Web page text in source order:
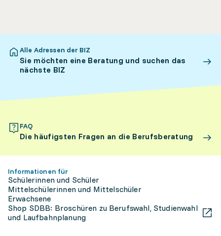
Alle Adressen der BIZ
Sie möchten eine Beratung und suchen das
nächste BIZ
FAQ
Die häufigsten Fragen an die Berufsberatung
Informationen für
Schülerinnen und Schüler
Mittelschülerinnen und Mittelschüler
Erwachsene
Shop SDBB: Broschüren zu Berufswahl, Studienwahl
und Laufbahnplanung